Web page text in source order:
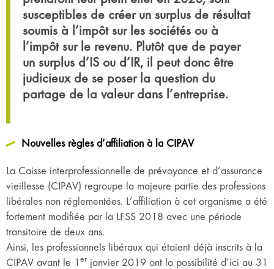
susceptibles de créer un surplus de résultat
soumis à l’impôt sur les sociétés ou à
l’impôt sur le revenu. Plutôt que de payer
un surplus d’IS ou d’IR, il peut donc être
judicieux de se poser la question du
partage de la valeur dans l’entreprise.
Nouvelles règles d’affiliation à la CIPAV
La Caisse interprofessionnelle de prévoyance et d’assurance
vieillesse (CIPAV) regroupe la majeure partie des professions
libérales non réglementées. L’affiliation à cet organisme a été
fortement modifiée par la LFSS 2018 avec une période
transitoire de deux ans.
Ainsi, les professionnels libéraux qui étaient déjà inscrits à la
CIPAV avant le 1 er janvier 2019 ont la possibilité d’ici au 31